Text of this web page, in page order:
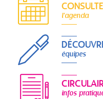
l'agenda
équipes
infos